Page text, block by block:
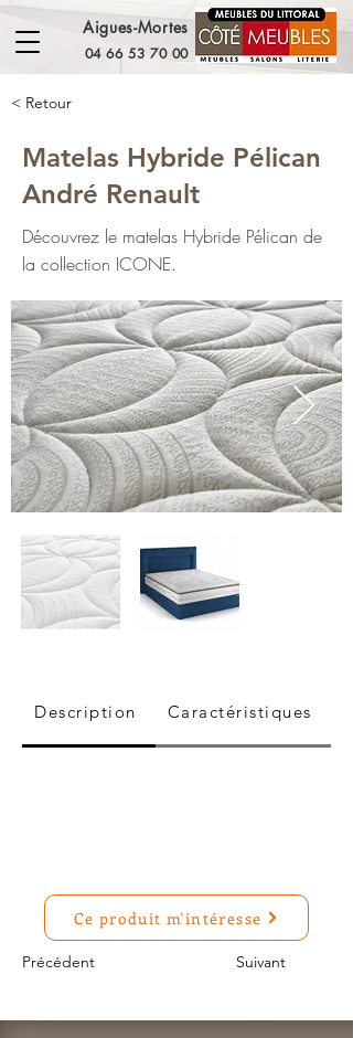
04 66 53 70 00
Aigues-Mortes
< Retour
Matelas Hybride Pélican
André Renault
Découvrez le matelas Hybride Pélican de
la collection ICONE.
Description Caractéristiques
Ce produit m'intéresse
Précédent Suivant